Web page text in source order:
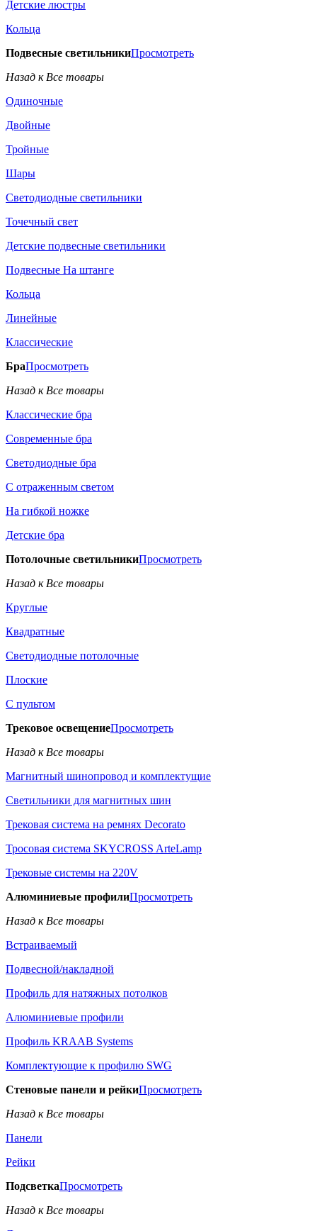
Детские люстры
Кольца
Подвесные светильникиПросмотреть
Назад к Все товары
Одиночные
Двойные
Тройные
Шары
Светодиодные светильники
Точечный свет
Детские подвесные светильники
Подвесные На штанге
Кольца
Линейные
Классические
БраПросмотреть
Назад к Все товары
Классические бра
Современные бра
Светодиодные бра
С отраженным светом
На гибкой ножке
Детские бра
Потолочные светильникиПросмотреть
Назад к Все товары
Круглые
Квадратные
Светодиодные потолочные
Плоские
С пультом
Трековое освещениеПросмотреть
Назад к Все товары
Магнитный шинопровод и комплектущие
Светильники для магнитных шин
Трековая система на ремнях Decorato
Тросовая система SKYCROSS ArteLamp
Трековые системы на 220V
Алюминиевые профилиПросмотреть
Назад к Все товары
Встраиваемый
Подвесной/накладной
Профиль для натяжных потолков
Алюминиевые профили
Профиль KRAAB Systems
Комплектующие к профилю SWG
Стеновые панели и рейкиПросмотреть
Назад к Все товары
Панели
Рейки
ПодсветкаПросмотреть
Назад к Все товары